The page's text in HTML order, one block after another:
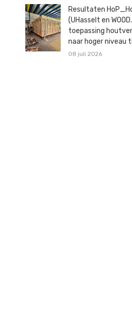
Resultaten
(UHasselt en
toepassing
naar hoger niveau
08 juli 2026